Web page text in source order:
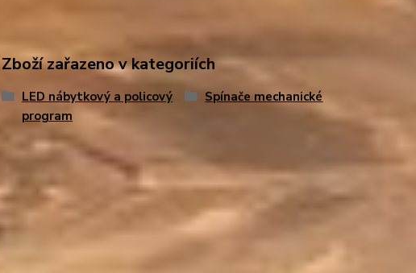
Zboží zařazeno v kategoriích
LED nábytkový a policový
program
Spínače mechanické